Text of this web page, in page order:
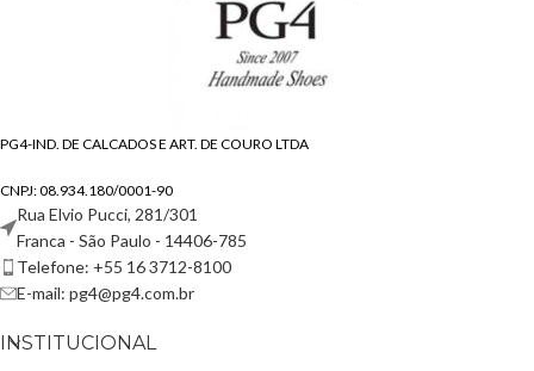
PG4-IND. DE CALCADOS E ART. DE COURO LTDA
CNPJ: 08.934.180/0001-90
Rua Elvio Pucci, 281/301
Franca - São Paulo - 14406-785
Telefone: +55 16 3712-8100
E-mail: pg4@pg4.com.br
INSTITUCIONAL